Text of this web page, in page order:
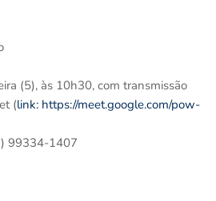
(5), às 10h30, com transmissão
(link: https://meet.google.com/pow-
99334-1407